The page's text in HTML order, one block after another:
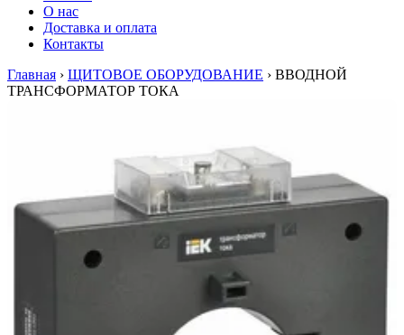
О нас
Доставка и оплата
Контакты
Главная › ЩИТОВОЕ ОБОРУДОВАНИЕ › ВВОДНОЙ
ТРАНСФОРМАТОР ТОКА